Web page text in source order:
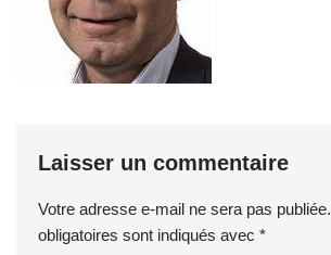
Laisser un commentaire
Votre adresse e-mail ne sera pas publiée.
obligatoires sont indiqués avec *